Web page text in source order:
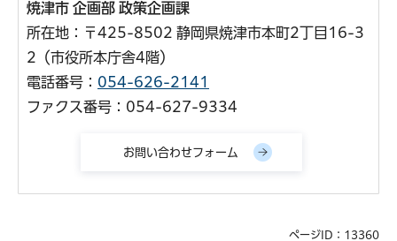
焼津市 企画部 政策企画課
所在地：〒425-8502 静岡県焼津市本町2丁目16-3
2（市役所本庁舎4階）
電話番号： 054-626-2141
ファクス番号：054-627-9334
ページID：13360